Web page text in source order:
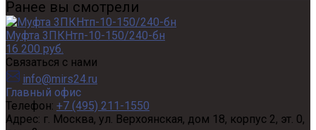
Ранее вы смотрели
Муфта 3ПКНтп-10-150/240-бн
16 200 руб.
Связаться с нами
info@mirs24.ru
Главный офис
Телефон: +7 (495) 211-1550
Адрес: г. Москва, ул. Верхоянская, дом 18, корпус 2, эт. 0,